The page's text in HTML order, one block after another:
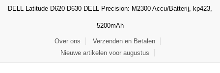
DELL Latitude D620 D630 DELL Precision: M2300 Accu/Batterij, kp423,
5200mAh
Over ons
Verzenden en Betalen
Nieuwe artikelen voor augustus